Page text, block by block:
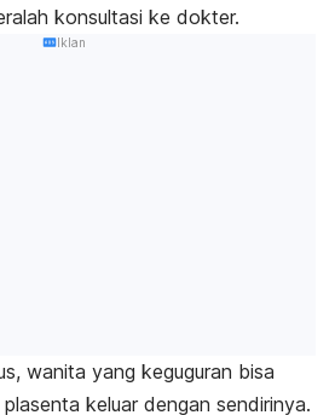
konsultasi ke dokter.
Iklan
wanita yang keguguran bisa
keluar dengan sendirinya.